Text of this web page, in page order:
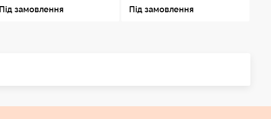
Під замовлення Під замовлення